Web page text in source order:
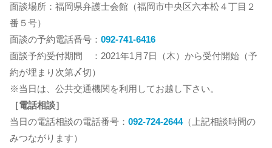
面談場所：福岡県弁護士会館（福岡市中央区六本松４丁目２
番５号）
面談の予約電話番号： 092-741-6416
面談予約受付期間 ：2021年1月7日（木）から受付開始（予
約が埋まり次第〆切）
※当日は、公共交通機関を利用してお越し下さい。
［電話相談］
当日の電話相談の電話番号： 092-724-2644（上記相談時間の
みつながります）